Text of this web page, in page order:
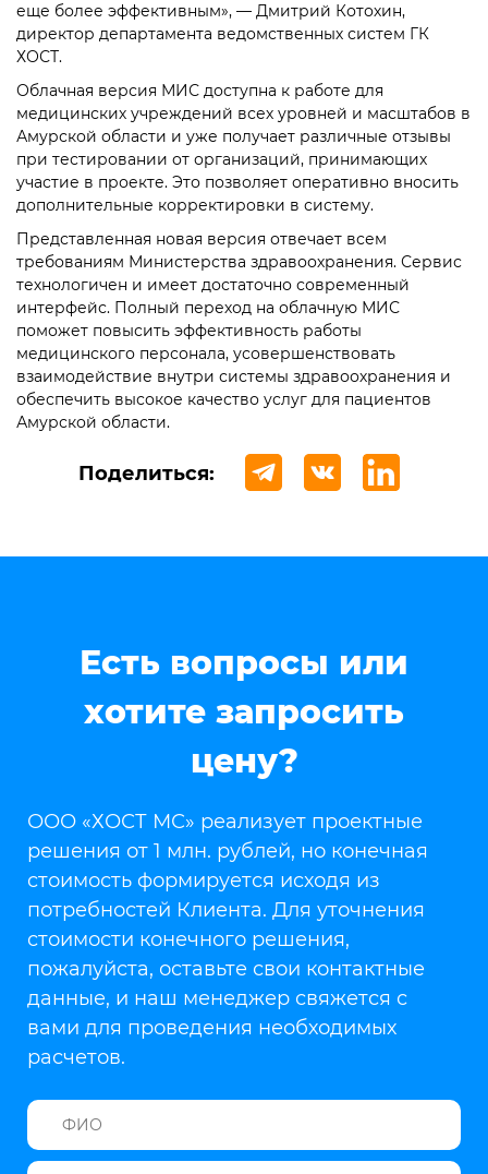
еще более эффективным», — Дмитрий Котохин,
директор департамента ведомственных систем ГК
ХОСТ.
Облачная версия МИС доступна к работе для
медицинских учреждений всех уровней и масштабов в
Амурской области и уже получает различные отзывы
при тестировании от организаций, принимающих
участие в проекте. Это позволяет оперативно вносить
дополнительные корректировки в систему.
Представленная новая версия отвечает всем
требованиям Министерства здравоохранения. Сервис
технологичен и имеет достаточно современный
интерфейс. Полный переход на облачную МИС
поможет повысить эффективность работы
медицинского персонала, усовершенствовать
взаимодействие внутри системы здравоохранения и
обеспечить высокое качество услуг для пациентов
Амурской области.
Поделиться:
Есть вопросы или
хотите запросить
цену?
ООО «ХОСТ МС» реализует проектные
решения от 1 млн. рублей, но конечная
стоимость формируется исходя из
потребностей Клиента. Для уточнения
стоимости конечного решения,
пожалуйста, оставьте свои контактные
данные, и наш менеджер свяжется с
вами для проведения необходимых
расчетов.